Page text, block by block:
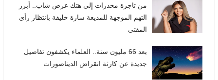
من تاجرة مخدرات إلى هتك عرض شاب.. أبرز
التهم الموجهة للمذيعة سارة خليفة بانتظار رأي
المفتي
بعد 66 مليون سنة.. العلماء يكشفون تفاصيل
جديدة عن كارثة انقراض الديناصورات